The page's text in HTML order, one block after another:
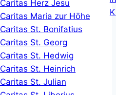
Caritas Herz Jesu
Caritas Maria zur Höhe
Caritas St. Bonifatius
Caritas St. Georg
Caritas St. Hedwig
Caritas St. Heinrich
Caritas St. Julian